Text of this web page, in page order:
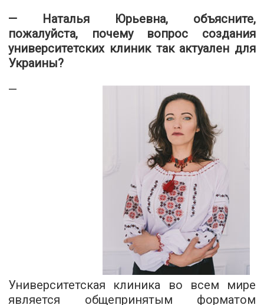
— Наталья Юрьевна, объясните,
пожалуйста, почему вопрос создания
университетских клиник так актуален для
Украины?
—
Университетская клиника во всем мире
является общепринятым форматом